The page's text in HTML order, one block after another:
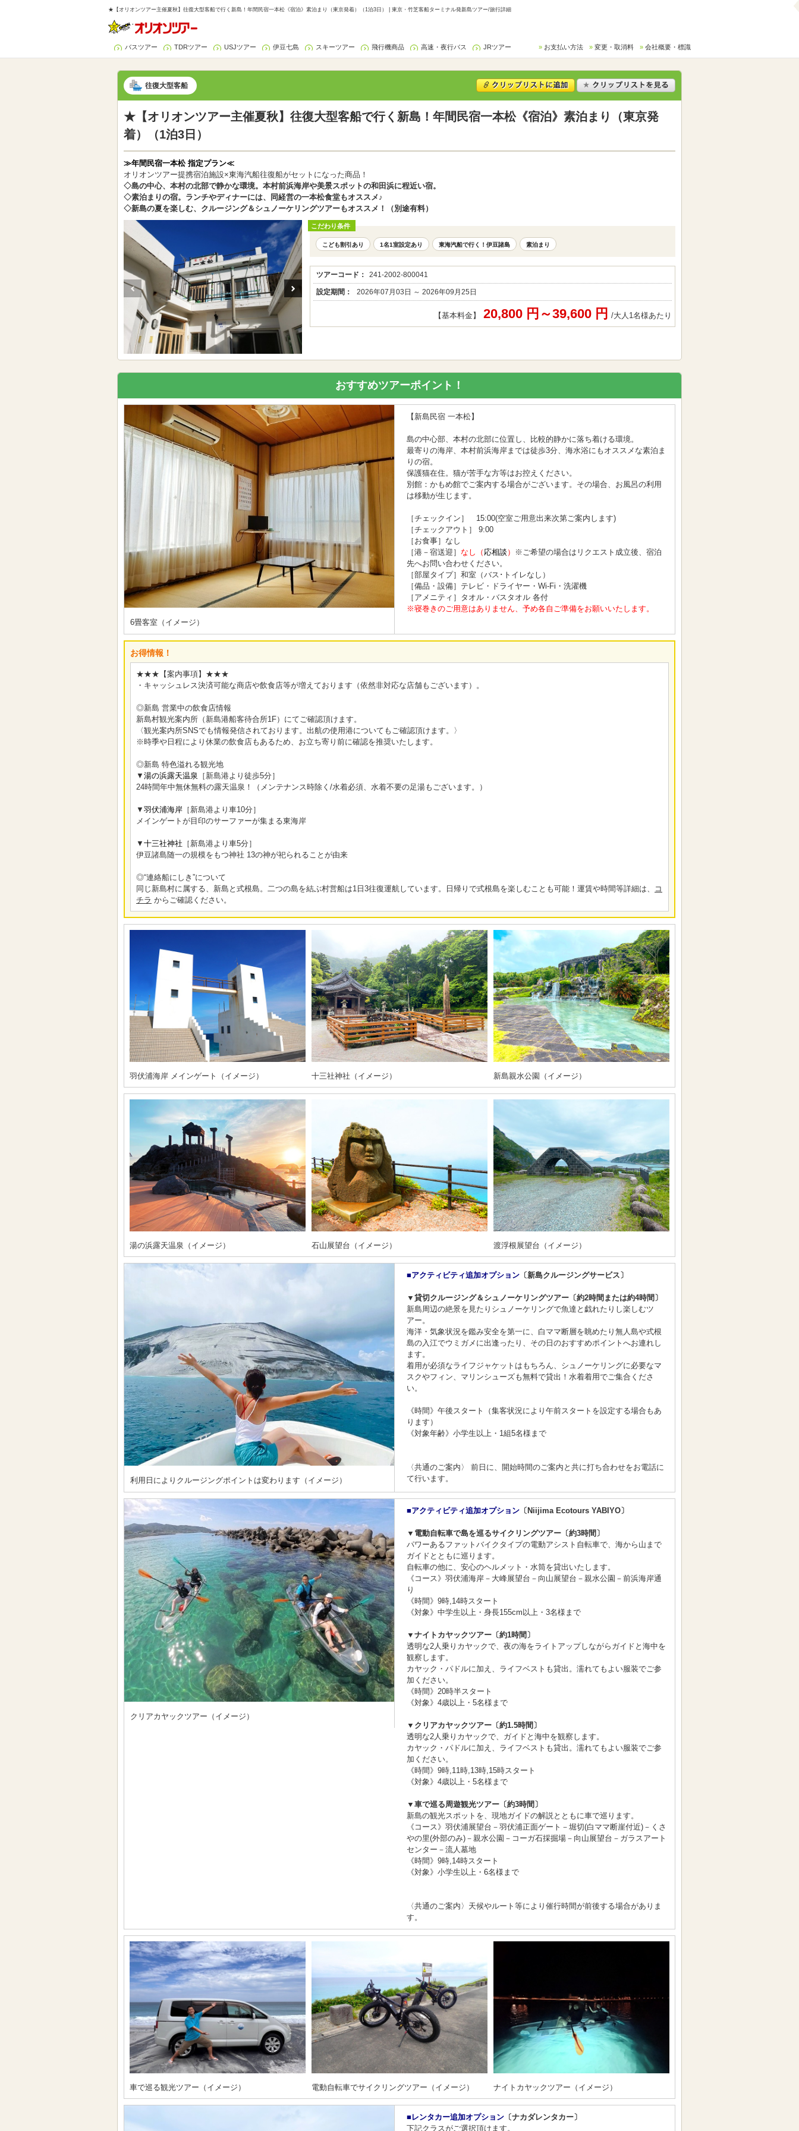
★【オリオンツアー主催夏秋】往復大型客船で行く新島！年間民宿一本松《宿泊》素泊まり（東京発着）（1泊3日） | 東京・竹芝客船ターミナル発新島ツアー/旅行詳細
バスツアー TDRツアー USJツアー 伊豆七島 スキーツアー 飛行機商品 高速・夜行バス JRツアー お支払い方法 変更・取消料 会社概要・標識
往復大型客船
★【オリオンツアー主催夏秋】往復大型客船で行く新島！年間民宿一本松《宿泊》素泊まり（東京発
着）（1泊3日）
≫年間民宿一本松 指定プラン≪
オリオンツアー提携宿泊施設×東海汽船往復船がセットになった商品！
◇島の中心、本村の北部で静かな環境。本村前浜海岸や美景スポットの和田浜に程近い宿。
◇素泊まりの宿。ランチやディナーには、同経営の一本松食堂もオススメ♪
◇新島の夏を楽しむ、クルージング＆シュノーケリングツアーもオススメ！（別途有料）
こだわり条件
こども割引あり 1名1室設定あり 東海汽船で行く！伊豆諸島 素泊まり
ツアーコード： 241-2002-800041
設定期間： 2026年07月03日 ～ 2026年09月25日
【基本料金】 20,800 円～39,600 円 /大人1名様あたり
おすすめツアーポイント！
6畳客室（イメージ）
【新島民宿 一本松】
島の中心部、本村の北部に位置し、比較的静かに落ち着ける環境。
最寄りの海岸、本村前浜海岸までは徒歩3分、海水浴にもオススメな素泊ま
りの宿。
保護猫在住。猫が苦手な方等はお控えください。
別館：かもめ館でご案内する場合がございます。その場合、お風呂の利用
は移動が生じます。
［チェックイン］ 15:00(空室ご用意出来次第ご案内します)
［チェックアウト］ 9:00
［お食事］なし
［港－宿送迎］ なし（ 応相談 ）
※ご希望の場合はリクエスト成立後、宿泊
先へお問い合わせください。
［部屋タイプ］和室（バス･トイレなし）
［備品・設備］テレビ・ドライヤー・Wi-Fi・洗濯機
［アメニティ］タオル・バスタオル 各付
※寝巻きのご用意はありません、予め各自ご準備をお願いいたします。
お得情報！
★★★【案内事項】★★★
・キャッシュレス決済可能な商店や飲食店等が増えております（依然非対応な店舗もございます）。
◎新島 営業中の飲食店情報
新島村観光案内所（新島港船客待合所1F）にてご確認頂けます。
〈観光案内所SNSでも情報発信されております。出航の使用港についてもご確認頂けます。〉
※時季や日程により休業の飲食店もあるため、お立ち寄り前に確認を推奨いたします。
◎新島 特色溢れる観光地
▼ 湯の浜露天温泉 ［新島港より徒歩5分］
24時間年中無休無料の露天温泉！（メンテナンス時除く/水着必須、水着不要の足湯もございます。）
▼ 羽伏浦海岸 ［新島港より車10分］
メインゲートが目印のサーファーが集まる東海岸
▼ 十三社神社 ［新島港より車5分］
伊豆諸島随一の規模をもつ神社 13の神が祀られることが由来
◎“連絡船にしき”について
同じ新島村に属する、新島と式根島。二つの島を結ぶ村営船は1日3往復運航しています。日帰りで式根島を楽しむことも可能！運賃や時間等詳細は、
コ
チラ からご確認ください。
羽伏浦海岸 メインゲート（イメージ） 十三社神社（イメージ） 新島親水公園（イメージ）
湯の浜露天温泉（イメージ） 石山展望台（イメージ） 渡浮根展望台（イメージ）
利用日によりクルージングポイントは変わります（イメージ）
■アクティビティ追加オプション 〔新島クルージングサービス〕
▼貸切クルージング＆シュノーケリングツアー〔約2時間または約4時間〕
新島周辺の絶景を見たりシュノーケリングで魚達と戯れたりし楽しむツ
アー。
海洋・気象状況を鑑み安全を第一に、白ママ断層を眺めたり無人島や式根
島の入江でウミガメに出逢ったり、その日のおすすめポイントへお連れし
ます。
着用が必須なライフジャケットはもちろん、シュノーケリングに必要なマ
スクやフィン、マリンシューズも無料で貸出！水着着用でご集合くださ
い。
《時間》午後スタート（集客状況により午前スタートを設定する場合もあ
ります）
《対象年齢》小学生以上・1組5名様まで
〈共通のご案内〉 前日に、開始時間のご案内と共に打ち合わせをお電話に
て行います。
クリアカヤックツアー（イメージ）
■アクティビティ追加オプション 〔Niijima Ecotours YABIYO〕
▼電動自転車で島を巡るサイクリングツアー〔約3時間〕
パワーあるファットバイクタイプの電動アシスト自転車で、海から山まで
ガイドとともに巡ります。
自転車の他に、安心のヘルメット・水筒を貸出いたします。
《コース》羽伏浦海岸－大峰展望台－向山展望台－親水公園－前浜海岸通
り
《時間》9時,14時スタート
《対象》中学生以上・身長155cm以上・3名様まで
▼ナイトカヤックツアー〔約1時間〕
透明な2人乗りカヤックで、夜の海をライトアップしながらガイドと海中を
観察します。
カヤック・パドルに加え、ライフベストも貸出。濡れてもよい服装でご参
加ください。
《時間》20時半スタート
《対象》4歳以上・5名様まで
▼クリアカヤックツアー〔約1.5時間〕
透明な2人乗りカヤックで、ガイドと海中を観察します。
カヤック・パドルに加え、ライフベストも貸出。濡れてもよい服装でご参
加ください。
《時間》9時,11時,13時,15時スタート
《対象》4歳以上・5名様まで
▼車で巡る周遊観光ツアー〔約3時間〕
新島の観光スポットを、現地ガイドの解説とともに車で巡ります。
《コース》羽伏浦展望台－羽伏浦正面ゲート－堀切(白ママ断崖付近)－くさ
やの里(外部のみ)－親水公園－コーガ石採掘場－向山展望台－ガラスアート
センター－流人墓地
《時間》9時,14時スタート
《対象》小学生以上・6名様まで
〈共通のご案内〉天候やルート等により催行時間が前後する場合がありま
す。
車で巡る観光ツアー（イメージ） 電動自転車でサイクリングツアー（イメージ） ナイトカヤックツアー（イメージ）
■レンタカー追加オプション 〔ナカダレンタカー〕
下記クラスがご選択頂けます。